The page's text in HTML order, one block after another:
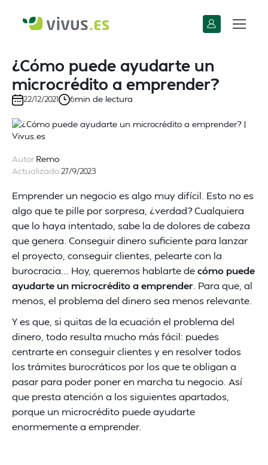
¿Cómo puede ayudarte un
microcrédito a emprender?
22/12/2021 6min de lectura
Autor Remo
Actualizado27/9/2023
Emprender un negocio es algo muy difícil. Esto no es
algo que te pille por sorpresa, ¿verdad? Cualquiera
que lo haya intentado, sabe la de dolores de cabeza
que genera. Conseguir dinero suficiente para lanzar
el proyecto, conseguir clientes, pelearte con la
burocracia… Hoy, queremos hablarte decómo puede
ayudarte un microcrédito a emprender . Para que, al
menos, el problema del dinero sea menos relevante.
Y es que, si quitas de la ecuación el problema del
dinero, todo resulta mucho más fácil: puedes
centrarte en conseguir clientes y en resolver todos
los trámites burocráticos por los que te obligan a
pasar para poder poner en marcha tu negocio. Así
que presta atención a los siguientes apartados,
porque un microcrédito puede ayudarte
enormemente a emprender.